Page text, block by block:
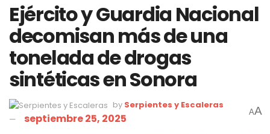
Ejército y Guardia Nacional
decomisan más de una
tonelada de drogas
sintéticas en Sonora
by Serpientes y Escaleras
septiembre 25, 2025 AA